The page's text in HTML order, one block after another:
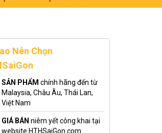
Nên Chọn
SẢN PHẨM chính hãng đến từ
Malaysia, Châu Âu, Thái Lan,
Việt Nam
GIÁ BÁN niêm yết công khai tại
website HTHSaiGon.com